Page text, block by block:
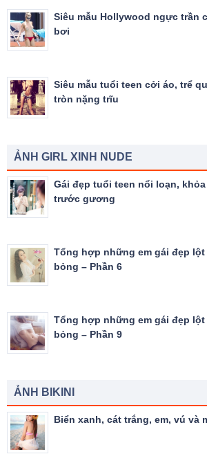
Siêu mẫu Hollywood ngực trần
bơi
Siêu mẫu tuổi teen cởi áo, trể
tròn nặng trĩu
ẢNH GIRL XINH NUDE
Gái đẹp tuổi teen nổi loạn,
trước gương
Tổng hợp những em gái đẹp
bỏng – Phần 6
Tổng hợp những em gái đẹp
bỏng – Phần 9
ẢNH BIKINI
Biển xanh, cát trắng, em, vú và